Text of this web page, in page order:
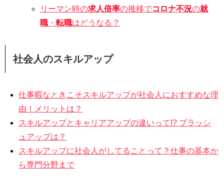
リーマン時の求人倍率の推移でコロナ不況の就
職 ・転職はどうなる？
社会人のスキルアップ
仕事暇なときこそスキルアップが社会人におすすめな理
由！メリットは？
スキルアップとキャリアアップの違いって!? ブラッシ
ュアップは？
スキルアップに社会人がしてることって？仕事の基本か
ら専門分野まで